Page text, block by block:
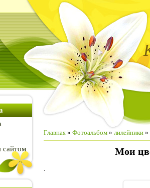
сайтом
Главная » Фотоальбом » лилейники »
Мои